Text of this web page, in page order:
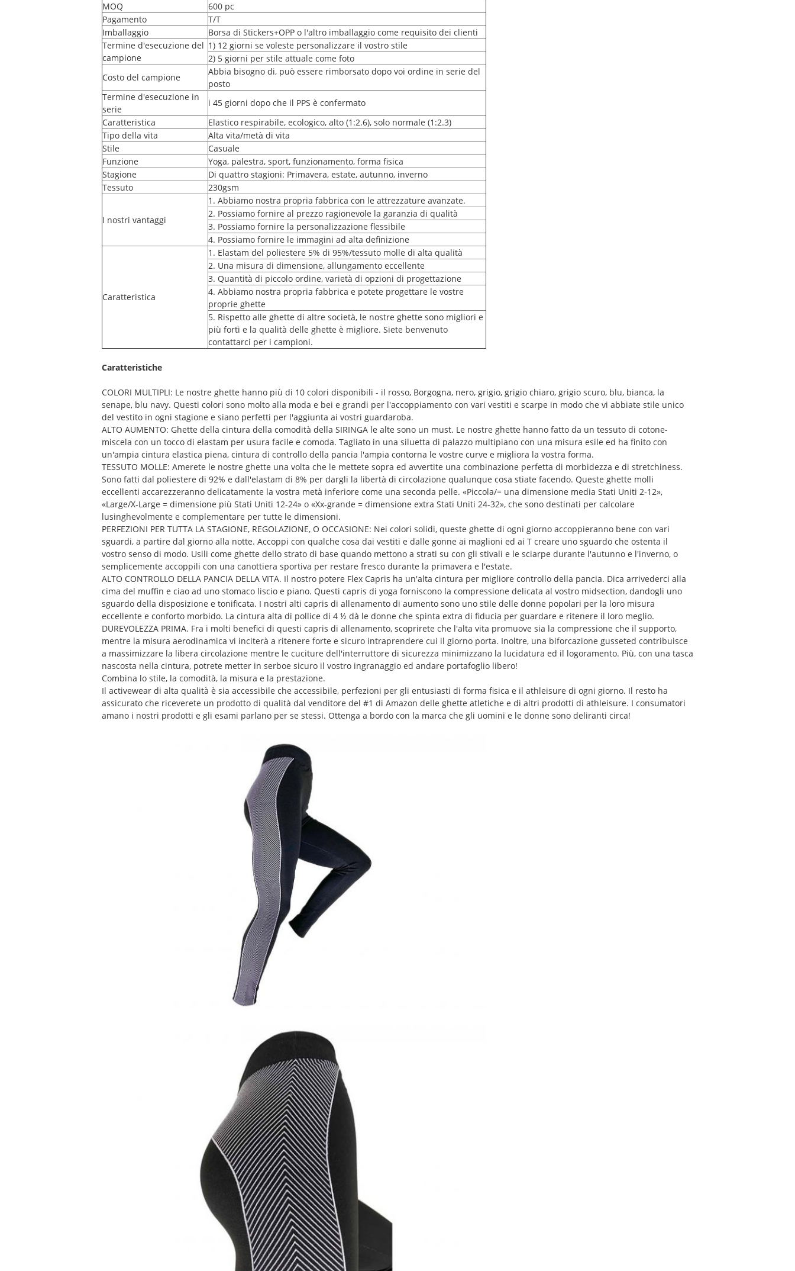
MOQ
600 pc
Pagamento
T/T
Imballaggio
Borsa di Stickers+OPP o l'altro imballaggio come requisito dei clienti
Termine d'esecuzione del
campione
1) 12 giorni se voleste personalizzare il vostro stile
2) 5 giorni per stile attuale come foto
Costo del campione
Abbia bisogno di, può essere rimborsato dopo voi ordine in serie del
posto
Termine d'esecuzione in
serie
i 45 giorni dopo che il PPS è confermato
Caratteristica
Elastico respirabile, ecologico, alto (1:2.6), solo normale (1:2.3)
Tipo della vita
Alta vita/metà di vita
Stile
Casuale
Funzione
Yoga, palestra, sport, funzionamento, forma fisica
Stagione
Di quattro stagioni: Primavera, estate, autunno, inverno
Tessuto
230gsm
I nostri vantaggi
1. Abbiamo nostra propria fabbrica con le attrezzature avanzate.
2. Possiamo fornire al prezzo ragionevole la garanzia di qualità
3. Possiamo fornire la personalizzazione flessibile
4. Possiamo fornire le immagini ad alta definizione
Caratteristica
1. Elastam del poliestere 5% di 95%/tessuto molle di alta qualità
2. Una misura di dimensione, allungamento eccellente
3. Quantità di piccolo ordine, varietà di opzioni di progettazione
4. Abbiamo nostra propria fabbrica e potete progettare le vostre
proprie ghette
5. Rispetto alle ghette di altre società, le nostre ghette sono migliori e
più forti e la qualità delle ghette è migliore. Siete benvenuto
contattarci per i campioni.
Caratteristiche
COLORI MULTIPLI: Le nostre ghette hanno più di 10 colori disponibili - il rosso, Borgogna, nero, grigio, grigio chiaro, grigio scuro, blu, bianca, la
senape, blu navy. Questi colori sono molto alla moda e bei e grandi per l'accoppiamento con vari vestiti e scarpe in modo che vi abbiate stile unico
del vestito in ogni stagione e siano perfetti per l'aggiunta ai vostri guardaroba.
ALTO AUMENTO: Ghette della cintura della comodità della SIRINGA le alte sono un must. Le nostre ghette hanno fatto da un tessuto di cotone-
miscela con un tocco di elastam per usura facile e comoda. Tagliato in una siluetta di palazzo multipiano con una misura esile ed ha finito con
un'ampia cintura elastica piena, cintura di controllo della pancia l'ampia contorna le vostre curve e migliora la vostra forma.
TESSUTO MOLLE: Amerete le nostre ghette una volta che le mettete sopra ed avvertite una combinazione perfetta di morbidezza e di stretchiness.
Sono fatti dal poliestere di 92% e dall'elastam di 8% per dargli la libertà di circolazione qualunque cosa stiate facendo. Queste ghette molli
eccellenti accarezzeranno delicatamente la vostra metà inferiore come una seconda pelle. «Piccola/= una dimensione media Stati Uniti 2-12»,
«Large/X-Large = dimensione più Stati Uniti 12-24» o «Xx-grande = dimensione extra Stati Uniti 24-32», che sono destinati per calcolare
lusinghevolmente e complementare per tutte le dimensioni.
PERFEZIONI PER TUTTA LA STAGIONE, REGOLAZIONE, O OCCASIONE: Nei colori solidi, queste ghette di ogni giorno accoppieranno bene con vari
sguardi, a partire dal giorno alla notte. Accoppi con qualche cosa dai vestiti e dalle gonne ai maglioni ed ai T creare uno sguardo che ostenta il
vostro senso di modo. Usili come ghette dello strato di base quando mettono a strati su con gli stivali e le sciarpe durante l'autunno e l'inverno, o
semplicemente accoppili con una canottiera sportiva per restare fresco durante la primavera e l'estate.
ALTO CONTROLLO DELLA PANCIA DELLA VITA. Il nostro potere Flex Capris ha un'alta cintura per migliore controllo della pancia. Dica arrivederci alla
cima del muffin e ciao ad uno stomaco liscio e piano. Questi capris di yoga forniscono la compressione delicata al vostro midsection, dandogli uno
sguardo della disposizione e tonificata. I nostri alti capris di allenamento di aumento sono uno stile delle donne popolari per la loro misura
eccellente e conforto morbido. La cintura alta di pollice di 4 ½ dà le donne che spinta extra di fiducia per guardare e ritenere il loro meglio.
DUREVOLEZZA PRIMA. Fra i molti benefici di questi capris di allenamento, scoprirete che l'alta vita promuove sia la compressione che il supporto,
mentre la misura aerodinamica vi inciterà a ritenere forte e sicuro intraprendere cui il giorno porta. Inoltre, una biforcazione gusseted contribuisce
a massimizzare la libera circolazione mentre le cuciture dell'interruttore di sicurezza minimizzano la lucidatura ed il logoramento. Più, con una tasca
nascosta nella cintura, potrete metter in serboe sicuro il vostro ingranaggio ed andare portafoglio libero!
Combina lo stile, la comodità, la misura e la prestazione.
Il activewear di alta qualità è sia accessibile che accessibile, perfezioni per gli entusiasti di forma fisica e il athleisure di ogni giorno. Il resto ha
assicurato che riceverete un prodotto di qualità dal venditore del #1 di Amazon delle ghette atletiche e di altri prodotti di athleisure. I consumatori
amano i nostri prodotti e gli esami parlano per se stessi. Ottenga a bordo con la marca che gli uomini e le donne sono deliranti circa!